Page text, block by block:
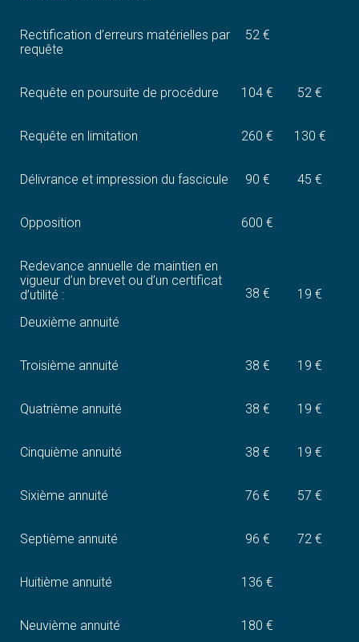
Rectification d’erreurs matérielles par
requête
52 €
Requête en poursuite de procédure 104 € 52 €
Requête en limitation 260 € 130 €
Délivrance et impression du fascicule 90 € 45 €
Opposition 600 €
Redevance annuelle de maintien en
vigueur d’un brevet ou d’un certificat
d’utilité :
Deuxième annuité
38 € 19 €
Troisième annuité 38 € 19 €
Quatrième annuité 38 € 19 €
Cinquième annuité 38 € 19 €
Sixième annuité 76 € 57 €
Septième annuité 96 € 72 €
Huitième annuité 136 €
Neuvième annuité 180 €